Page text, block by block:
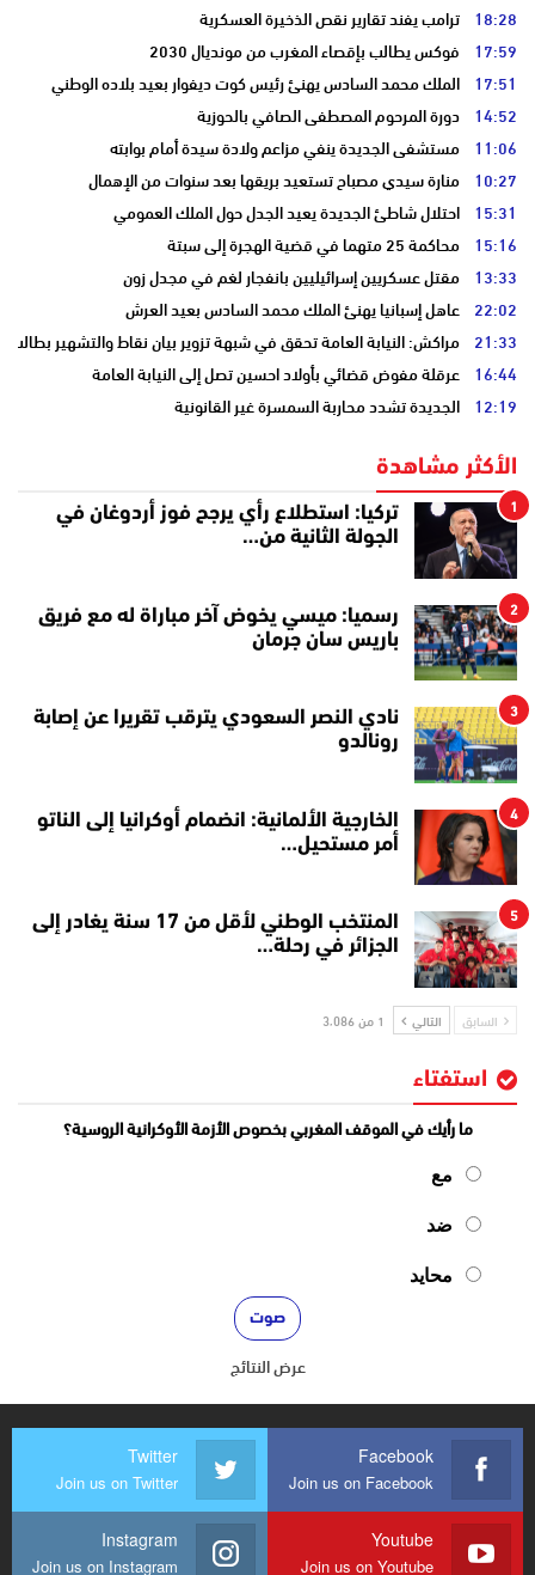
18:28 ترامب يفند تقارير نقص الذخيرة العسكرية
17:59 فوكس يطالب بإقصاء المغرب من مونديال 2030
17:51 الملك محمد السادس يهنئ رئيس كوت ديفوار بعيد بلاده الوطني
14:52 دورة المرحوم المصطفى الصافي بالحوزية
11:06 مستشفى الجديدة ينفي مزاعم ولادة سيدة أمام بوابته
10:27 منارة سيدي مصباح تستعيد بريقها بعد سنوات من الإهمال
15:31 احتلال شاطئ الجديدة يعيد الجدل حول الملك العمومي
15:16 محاكمة 25 متهما في قضية الهجرة إلى سبتة
13:33 مقتل عسكريين إسرائيليين بانفجار لغم في مجدل زون
22:02 عاهل إسبانيا يهنئ الملك محمد السادس بعيد العرش
21:33 مراكش: النيابة العامة تحقق في شبهة تزوير بيان نقاط والتشهير بطالب
16:44 عرقلة مفوض قضائي بأولاد احسين تصل إلى النيابة العامة
12:19 الجديدة تشدد محاربة السمسرة غير القانونية
الأكثر مشاهدة
1
تركيا: استطلاع رأي يرجح فوز أردوغان في
الجولة الثانية من…
2
رسميا: ميسي يخوض آخر مباراة له مع فريق
باريس سان جرمان
3
نادي النصر السعودي يترقب تقريرا عن إصابة
رونالدو
4
الخارجية الألمانية: انضمام أوكرانيا إلى الناتو
أمر مستحيل…
5
المنتخب الوطني لأقل من 17 سنة يغادر إلى
الجزائر في رحلة…
السابق التالي 1 من 3٬086
استفتاء
ما رأيك في الموقف المغربي بخصوص الأزمة الأوكرانية الروسية؟
مع
ضد
محايد
عرض النتائج
Facebook
Join us on Facebook
Twitter
Join us on Twitter
Youtube
Join us on Youtube
Instagram
Join us on Instagram